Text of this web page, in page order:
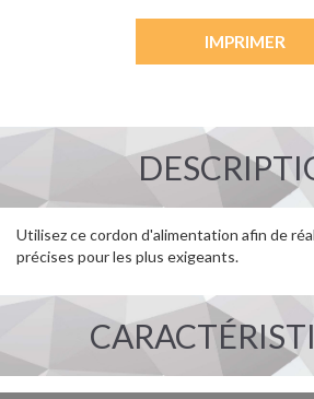
IMPRIMER
Utilisez ce cordon d'alimentation afin de
précises pour les plus exigeants.